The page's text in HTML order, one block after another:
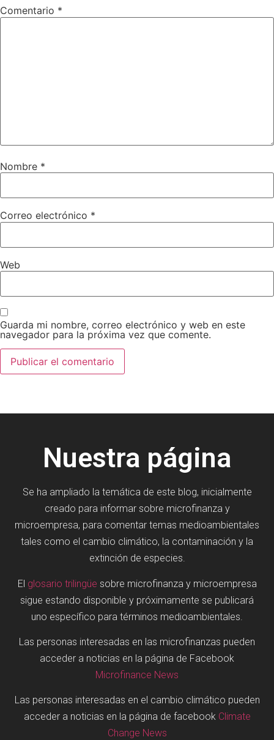
Comentario *
Nombre *
Correo electrónico *
Web
Guarda mi nombre, correo electrónico y web en este
navegador para la próxima vez que comente.
Nuestra página
Se ha ampliado la temática de este blog, inicialmente
creado para informar sobre microfinanza y
microempresa, para comentar temas medioambientales
tales como el cambio climático, la contaminación y la
extinción de especies.
El glosario trilingüe sobre microfinanza y microempresa
sigue estando disponible y próximamente se publicará
uno específico para términos medioambientales.
Las personas interesadas en las microfinanzas pueden
acceder a noticias en la página de Facebook
Microfinance News
Las personas interesadas en el cambio climático pueden
acceder a noticias en la página de facebook Climate
Change News